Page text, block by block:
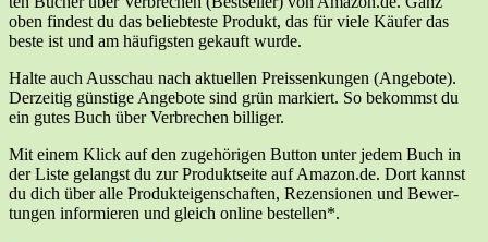
oben fin­dest du das belieb­tes­te Pro­dukt, das für vie­le Käu­fer das
bes­te ist und am häu­figs­ten gekauft wurde.
Hal­te auch Aus­schau nach aktu­el­len Preis­sen­kun­gen (Ange­bo­te).
Der­zei­tig güns­ti­ge Ange­bo­te sind grün mar­kiert. So bekommst du
ein gutes Buch über Ver­bre­chen billiger.
Mit einem Klick auf den zuge­hö­ri­gen But­ton unter jedem Buch in
der Lis­te gelangst du zur Pro­dukt­sei­te auf Amazon.de. Dort kannst
du dich über alle Pro­duk­tei­gen­schaf­ten, Rezen­sio­nen und Bewer­
tun­gen infor­mie­ren und gleich online bestellen*.